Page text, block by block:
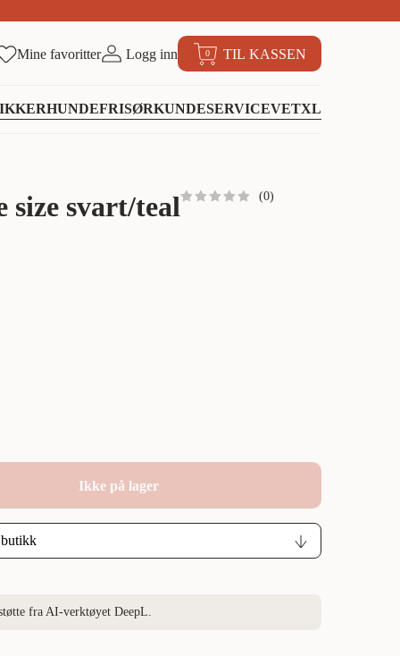
Mine favoritter Logg inn 0 TIL KASSEN
HUNDEFRISØRKUNDESERVICEVETXL
size svart/teal (0)
Ikke på lager
fra AI-verktøyet DeepL.